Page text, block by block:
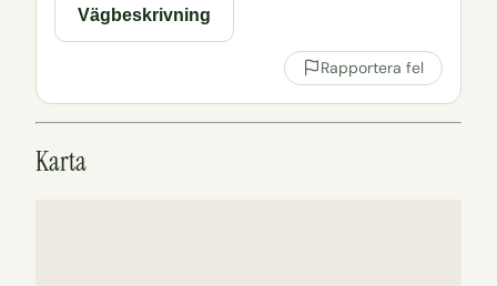
Vägbeskrivning
Rapportera fel
Karta